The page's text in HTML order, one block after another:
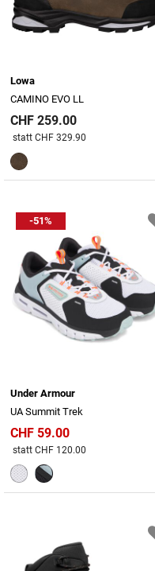
Lowa
CAMINO EVO LL
CHF 259.00
Preis reduziert von
statt CHF 329.90
-51%
Under Armour
UA Summit Trek
CHF 59.00
Preis reduziert von
statt CHF 120.00